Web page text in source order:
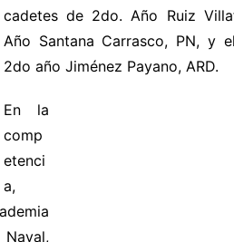
cadetes de 2do. Año Ruiz
Año Santana Carrasco, PN, y
2do año Jiménez Payano, ARD.
En la
comp
etenci
a,